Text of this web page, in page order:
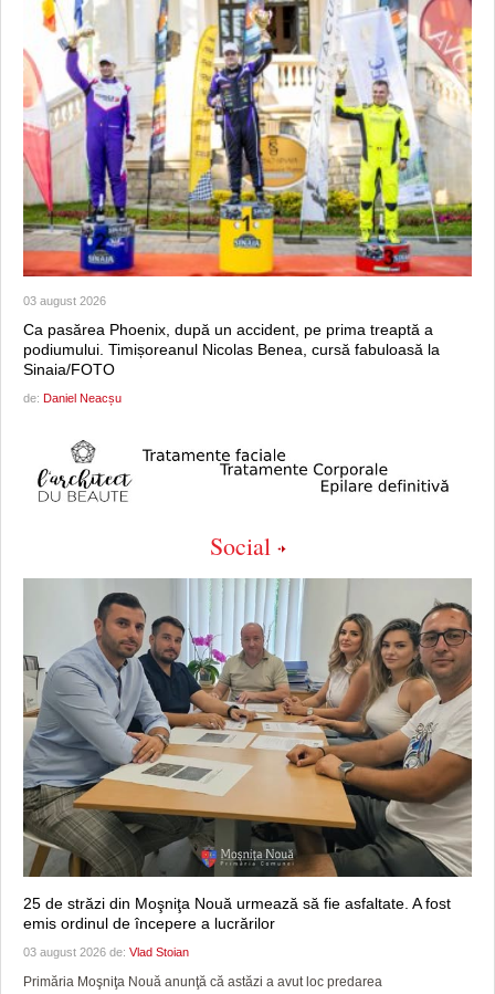
03 august 2026
Ca pasărea Phoenix, după un accident, pe prima treaptă a
podiumului. Timișoreanul Nicolas Benea, cursă fabuloasă la
Sinaia/FOTO
de: Daniel Neacșu
Social
25 de străzi din Moşniţa Nouă urmează să fie asfaltate. A fost
emis ordinul de începere a lucrărilor
03 august 2026 de: Vlad Stoian
Primăria Moşniţa Nouă anunţă că astăzi a avut loc predarea